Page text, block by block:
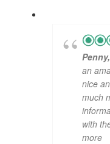
an
nice
much
with
more